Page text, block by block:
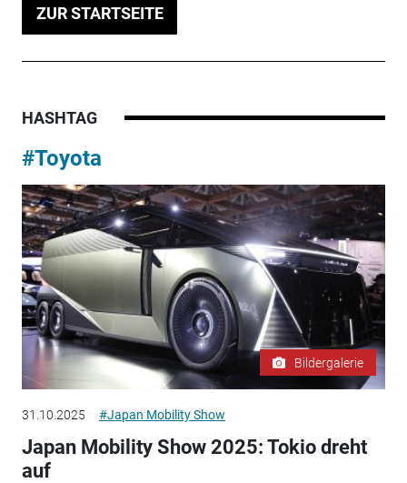
ZUR STARTSEITE
HASHTAG
#Toyota
Bildergalerie
31.10.2025 #Japan Mobility Show
Japan Mobility Show 2025: Tokio dreht
auf